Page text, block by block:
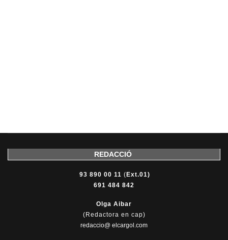
REDACCIÓ
93 890 00 11 ( Ext.01)
691 484 842
Olga Aibar
(Redactora en cap)
redaccio@ elcargol.com